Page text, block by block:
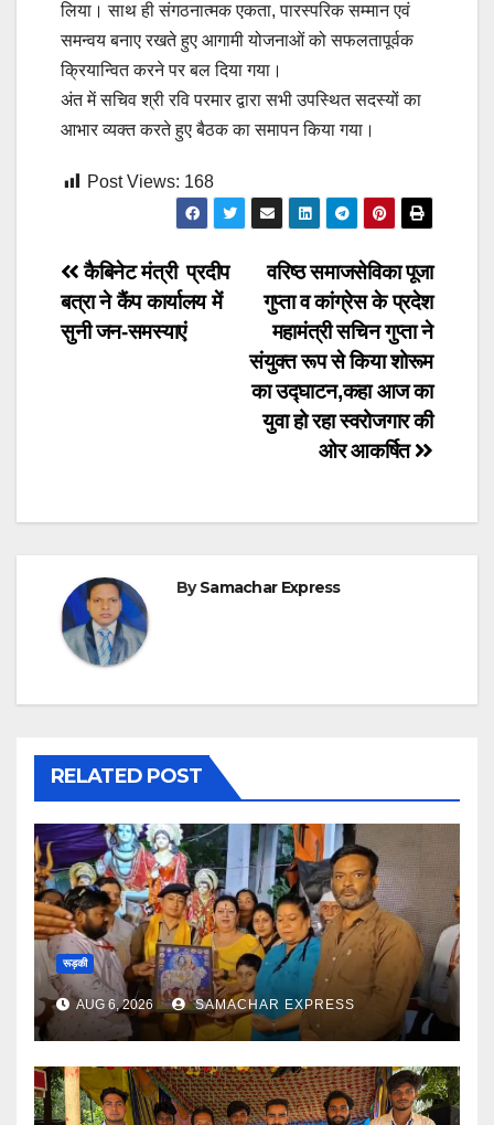
लिया। साथ ही संगठनात्मक एकता, पारस्परिक सम्मान एवं
समन्वय बनाए रखते हुए आगामी योजनाओं को सफलतापूर्वक
क्रियान्वित करने पर बल दिया गया।
अंत में सचिव श्री रवि परमार द्वारा सभी उपस्थित सदस्यों का
आभार व्यक्त करते हुए बैठक का समापन किया गया।
Post Views: 168
Post
navigation
वरिष्ठ समाजसेविका पूजा
गुप्ता व कांग्रेस के प्रदेश
महामंत्री सचिन गुप्ता ने
संयुक्त रूप से किया शोरूम
का उद्घाटन,कहा आज का
युवा हो रहा स्वरोजगार की
ओर आकर्षित
कैबिनेट मंत्री प्रदीप
बत्रा ने कैंप कार्यालय में
सुनी जन-समस्याएं
BySamachar Express
RELATED POST
रूड़की
AUG 6, 2026 SAMACHAR EXPRESS